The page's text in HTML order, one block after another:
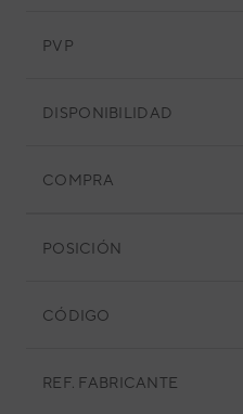
PVP
DISPONIBILIDAD
COMPRA
POSICIÓN
CÓDIGO
REF. FABRICANTE